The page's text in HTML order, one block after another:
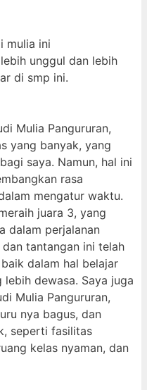
mulia ini
unggul dan lebih
di smp ini.
Mulia Pangururan,
yang banyak, yang
saya. Namun, hal ini
rasa
mengatur waktu.
juara 3, yang
dalam perjalanan
tantangan ini telah
dalam hal belajar
dewasa. Saya juga
Mulia Pangururan,
nya bagus, dan
seperti fasilitas
kelas nyaman, dan